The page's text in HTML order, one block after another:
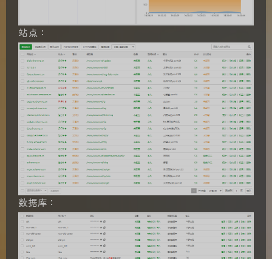
站点：
数据库：